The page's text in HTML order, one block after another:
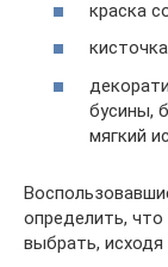
краска
бусины,
мягкий
определить,
выбрать, исходя